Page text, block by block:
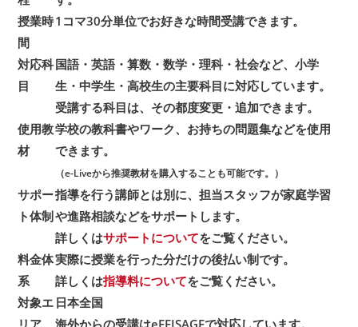
授業時
間
1コマ30分単位でお好きな時間受講できます。
対応科
目
国語・英語・算数・数学・理科・社会など、小学
生・中学生・高校生の主要科目に対応しています。
受講する科目は、その都度変更・追加できます。
使用教
材
学校の教科書やワーク、お持ちの問題集などを使用
できます。
（e-Liveから推奨教材を購入することも可能です。）
サポー
ト体制
指導を行う講師とは別に、担当スタッフが家庭学習
や進路相談などをサポートします。
詳しくはサポートについてをご覧ください。
料金体
系
実際に授業を行った分だけの後払い制です。
詳しくは指導料についてをご覧ください。
対象エ
リア
日本全国
海外からの受講はeFFISAGEで対応しています。